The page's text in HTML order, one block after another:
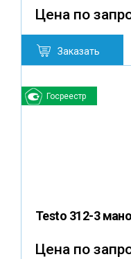
Цена по
Заказать
Госреестр
Testo 312-3
Цена по